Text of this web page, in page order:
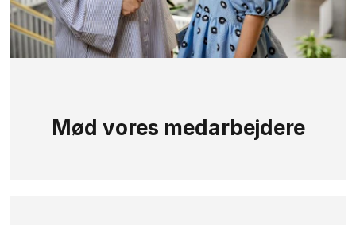
Mød vores medarbejdere